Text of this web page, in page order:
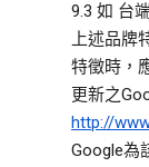
9.3 如 台
上述品牌
特徵時，
更新之
http://
Google為